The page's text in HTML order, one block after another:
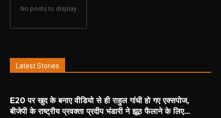
No posts to display
Latest Stories
E20 पर खुद के बनाए वीडियो से ही राहुल गांधी हो गए एक्सपोज,
बीजेपी के राष्ट्रीय प्रवक्ता प्रदीप भंडारी ने झूठ फैलाने के लिए...